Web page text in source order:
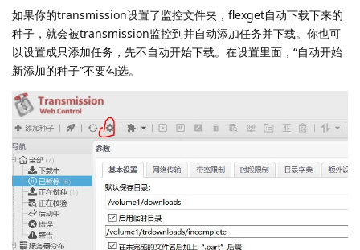
如果你的transmission设置了监控文件夹，flexget自动下载下来的
种子，就会被transmission监控到并自动添加任务并下载。你也可
以设置成只添加任务，先不自动开始下载。在设置里面，“自动开始
新添加的种子”不要勾选。